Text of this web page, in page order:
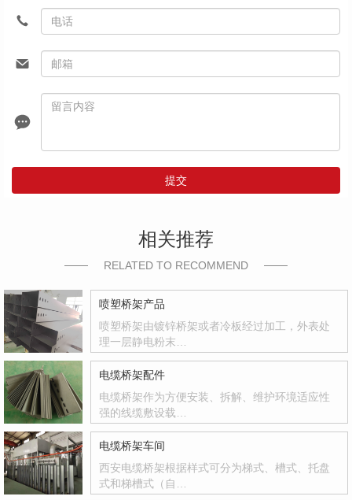
提交
相关推荐
RELATED TO RECOMMEND
喷塑桥架产品
喷塑桥架由镀锌桥架或者冷板经过加工，外表处
理一层静电粉末…
电缆桥架配件
电缆桥架作为方便安装、拆解、维护环境适应性
强的线缆敷设载…
电缆桥架车间
西安电缆桥架根据样式可分为梯式、槽式、托盘
式和梯槽式（自…